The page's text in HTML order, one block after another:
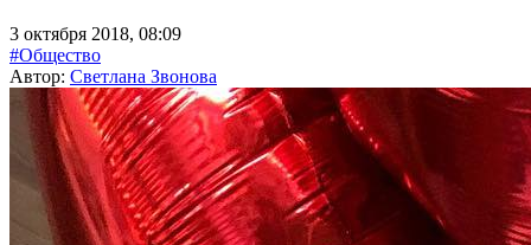
3 октября 2018, 08:09
#Общество
Автор: Светлана Звонова